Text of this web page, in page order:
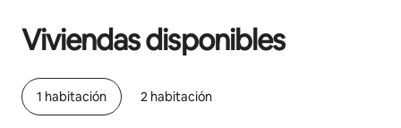
Viviendas disponibles
1 habitación 2 habitación